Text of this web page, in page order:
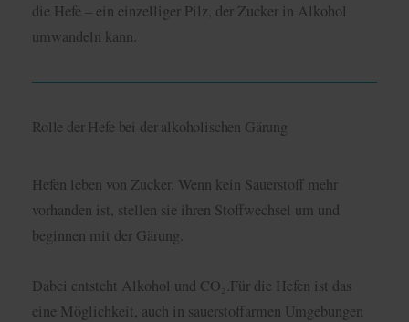
die Hefe – ein einzelliger Pilz, der Zucker in Alkohol
umwandeln kann.
Rolle der Hefe bei der alkoholischen Gärung
Hefen leben von Zucker. Wenn kein Sauerstoff mehr
vorhanden ist, stellen sie ihren Stoffwechsel um und
beginnen mit der Gärung.
Dabei entsteht Alkohol und CO₂.Für die Hefen ist das
eine Möglichkeit, auch in sauerstoffarmen Umgebungen